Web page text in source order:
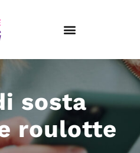
sosta
roulotte